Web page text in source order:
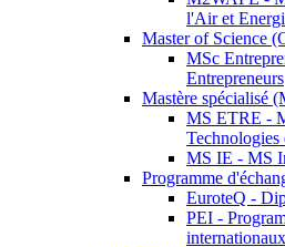
l'Air et
Master of Science
MSc
Entrepreneurs
Mastère spécialisé
MS ETRE -
Technologies
MS IE - MS
Programme
EuroteQ -
PEI -
internationaux